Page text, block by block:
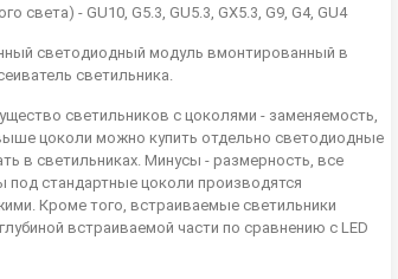
света) - GU10, G5.3, GU5.3, GX5.3, G9, G4, GU4
светодиодный модуль вмонтированный в
светильника.
светильников с цоколями - заменяемость,
цоколи можно купить отдельно светодиодные
в светильниках. Минусы - размерность, все
под стандартные цоколи производятся
Кроме того, встраиваемые светильники
встраиваемой части по сравнению с LED